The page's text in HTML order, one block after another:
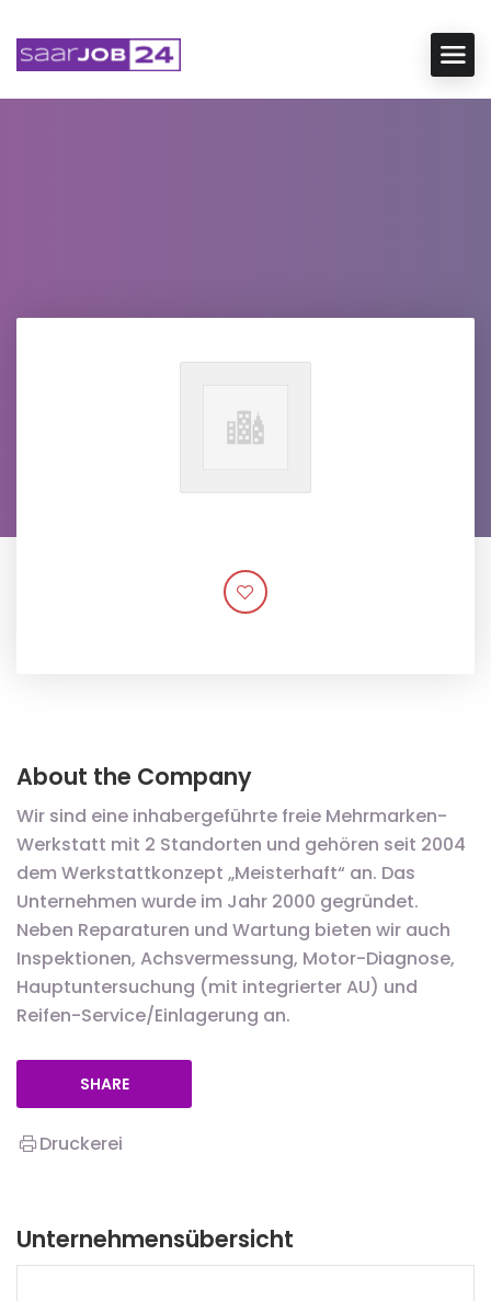
About the Company
Wir sind eine inhabergeführte freie Mehrmarken-
Werkstatt mit 2 Standorten und gehören seit 2004
dem Werkstattkonzept „Meisterhaft“ an. Das
Unternehmen wurde im Jahr 2000 gegründet.
Neben Reparaturen und Wartung bieten wir auch
Inspektionen, Achsvermessung, Motor-Diagnose,
Hauptuntersuchung (mit integrierter AU) und
Reifen-Service/Einlagerung an.
SHARE
Druckerei
Unternehmensübersicht